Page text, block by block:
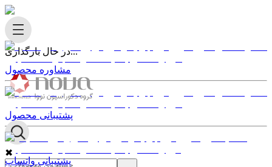
در حال بارگذاری...
✖
مشاوره محصول
پشتیبانی محصول
پشتیبانی واتساپ